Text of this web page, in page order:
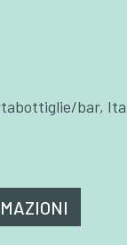
bar,